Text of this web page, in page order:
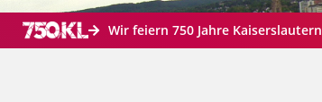
Wir feiern 750 Jahre Kaiserslautern